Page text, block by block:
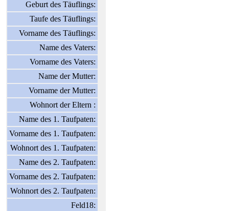
Geburt des Täuflings:
Taufe des Täuflings:
Vorname des Täuflings:
Name des Vaters:
Vorname des Vaters:
Name der Mutter:
Vorname der Mutter:
Wohnort der Eltern :
Name des 1. Taufpaten:
Vorname des 1. Taufpaten:
Wohnort des 1. Taufpaten:
Name des 2. Taufpaten:
Vorname des 2. Taufpaten:
Wohnort des 2. Taufpaten:
Feld18: